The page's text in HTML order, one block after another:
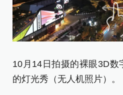
10月14日拍摄的裸眼3D数
的灯光秀（无人机照片）。